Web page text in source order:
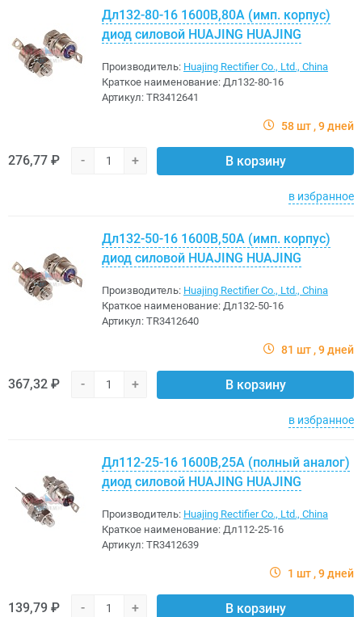
Дл132-80-16 1600В,80A (имп. корпус)
диод силовой HUAJING HUAJING
Производитель: Huajing Rectifier Co., Ltd., China
Краткое наименование: Дл132-80-16
Артикул: TR3412641
58 шт 9 дней
276,77 ₽ - + В корзину
в избранное
Дл132-50-16 1600В,50A (имп. корпус)
диод силовой HUAJING HUAJING
Производитель: Huajing Rectifier Co., Ltd., China
Краткое наименование: Дл132-50-16
Артикул: TR3412640
81 шт 9 дней
367,32 ₽ - + В корзину
в избранное
Дл112-25-16 1600В,25A (полный аналог)
диод силовой HUAJING HUAJING
Производитель: Huajing Rectifier Co., Ltd., China
Краткое наименование: Дл112-25-16
Артикул: TR3412639
1 шт 9 дней
139,79 ₽ - + В корзину